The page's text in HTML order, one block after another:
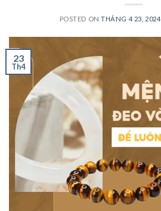
POSTED ONTHÁNG 4 23, 2024
23
Th4